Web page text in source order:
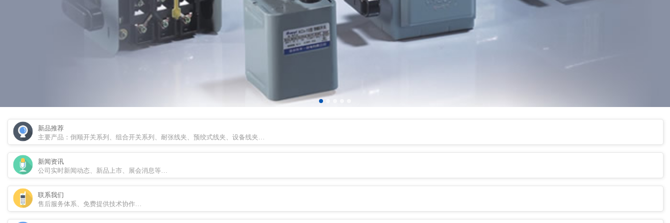
新品推荐
主要产品：倒顺开关系列、组合开关系列、耐张线夹、预绞式线夹、设备线夹…
新闻资讯
公司实时新闻动态、新品上市、展会消息等…
联系我们
售后服务体系、免费提供技术协作…